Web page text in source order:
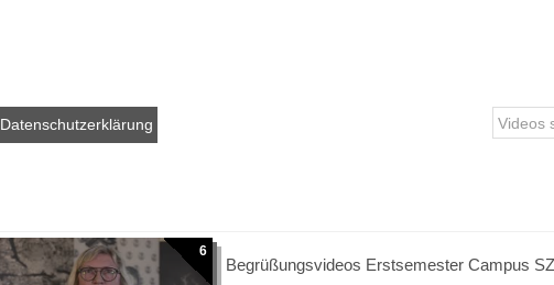
Datenschutzerklärung
6
Begrüßungsvideos Erstsemester Campus